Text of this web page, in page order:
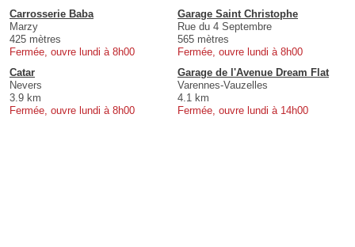
Carrosserie Baba
Marzy
425 mètres
Fermée, ouvre lundi à 8h00
Garage Saint Christophe
Rue du 4 Septembre
565 mètres
Fermée, ouvre lundi à 8h00
Catar
Nevers
3.9 km
Fermée, ouvre lundi à 8h00
Garage de l'Avenue Dream Flat
Varennes-Vauzelles
4.1 km
Fermée, ouvre lundi à 14h00